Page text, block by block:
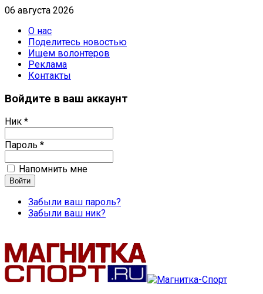
06 августа 2026
О нас
Поделитесь новостью
Ищем волонтеров
Реклама
Контакты
Войдите в ваш аккаунт
Ник *
Пароль *
Напомнить мне
Забыли ваш пароль?
Забыли ваш ник?